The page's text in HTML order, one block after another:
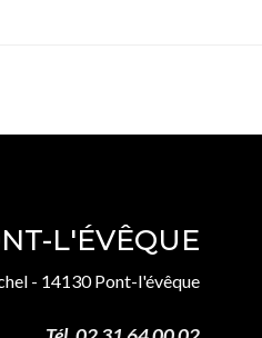
L'ÉVÊQUE
- 14130 Pont-l'évêque